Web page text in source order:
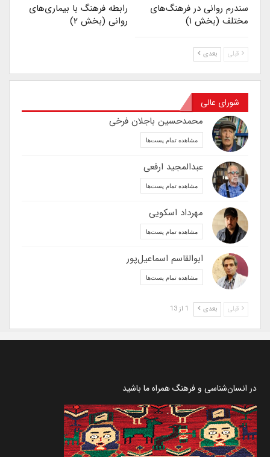
سندرم روانی در فرهنگ‌های
مختلف (بخش ۱)
رابطه فرهنگ با بیماری‌های
روانی (بخش ۲)
قبلی بعدی
شورای عالی
محمدحسین باجلان فرخی
مشاهده تمام پست‌ها
عبدالمجید ارفعی
مشاهده تمام پست‌ها
مهرداد اسکویی
مشاهده تمام پست‌ها
ابوالقاسم اسماعیل‌پور
مشاهده تمام پست‌ها
قبلی بعدی
در انسان‌شناسی و فرهنگ همراه ما باشید